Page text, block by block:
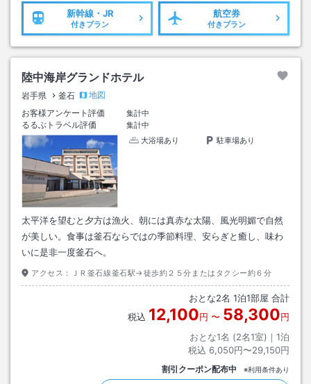
新幹線・JR
付きプラン
航空券
付きプラン
陸中海岸グランドホテル
岩手県 釜石
地図
お客様アンケート評価
集計中
るるぶトラベル評価
集計中
大浴場あり
駐車場あり
太平洋を望むと夕方は漁火、朝には真赤な太陽、風光明媚で自然
が美しい。食事は釜石ならではの季節料理、安らぎと癒し、味わ
いに是非一度釜石へ。
アクセス： ＪＲ釜石線釜石駅→徒歩約２５分またはタクシー約６分
おとな2名 1泊1部屋 合計
税込 12,100円 〜 58,300円
おとな1名 (2名1室)｜ 1泊
税込 6,050円〜29,150円
割引クーポン配布中 ※利用条件あり